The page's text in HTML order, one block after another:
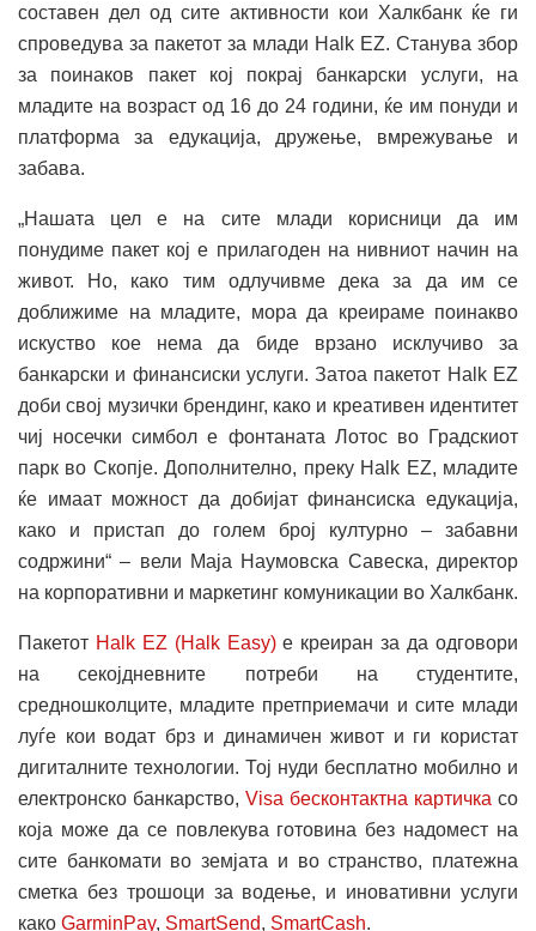
составен дел од сите активности кои Халкбанк ќе ги
спроведува за пакетот за млади Halk EZ. Станува збор
за поинаков пакет кој покрај банкарски услуги, на
младите на возраст од 16 до 24 години, ќе им понуди и
платформа за едукација, дружење, вмрежување и
забава.
„Нашата цел е на сите млади корисници да им
понудиме пакет кој е прилагоден на нивниот начин на
живот. Но, како тим одлучивме дека за да им се
доближиме на младите, мора да креираме поинакво
искуство кое нема да биде врзано исклучиво за
банкарски и финансиски услуги. Затоа пакетот Halk EZ
доби свој музички брендинг, како и креативен идентитет
чиј носечки симбол е фонтаната Лотос во Градскиот
парк во Скопје. Дополнително, преку Halk EZ, младите
ќе имаат можност да добијат финансиска едукација,
како и пристап до голем број културно – забавни
содржини“ – вели Маја Наумовска Савеска, директор
на корпоративни и маркетинг комуникации во Халкбанк.
Пакетот Halk EZ (Halk Easy)е креиран за да одговори
на секојдневните потреби на студентите,
средношколците, младите претприемачи и сите млади
луѓе кои водат брз и динамичен живот и ги користат
дигиталните технологии. Тој нуди бесплатно мобилно и
електронско банкарство, Visa бесконтактна картичка со
која може да се повлекува готовина без надомест на
сите банкомати во земјата и во странство, платежна
сметка без трошоци за водење, и иновативни услуги
како GarminPay, SmartSend, SmartCash.